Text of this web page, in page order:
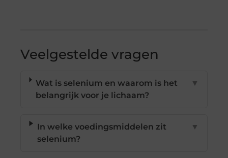
Veelgestelde vragen
Wat is selenium en waarom is het
belangrijk voor je lichaam?
▼
In welke voedingsmiddelen zit
selenium?
▼